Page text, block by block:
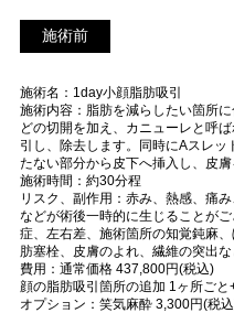
後
施術前
施術名：1day小顔脂肪吸引
施術内容：脂肪を減らしたい箇所
どの切開を加え、カニューレと呼
引し、除去します。同時にAスレ
たない部分から皮下へ挿入し、皮
施術時間：約30分程
リスク、副作用：赤み、熱感、痛
などが術後一時的に生じることが
症、左右差、施術箇所の知覚鈍麻
肪塞栓、皮膚のよれ、繊維の突出
費用：通常価格 437,800円(税込)
顔の脂肪吸引箇所の追加 1ヶ所ご
オプション：笑気麻酔 3,300円(税